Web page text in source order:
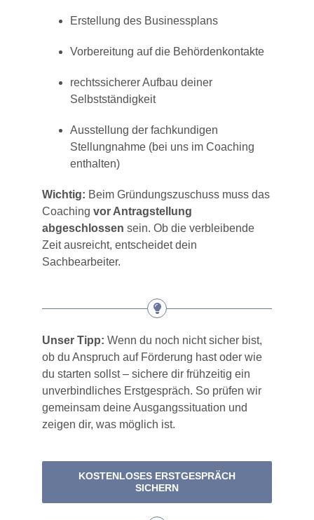
Erstellung des Businessplans
Vorbereitung auf die Behördenkontakte
rechtssicherer Aufbau deiner
Selbstständigkeit
Ausstellung der fachkundigen
Stellungnahme (bei uns im Coaching
enthalten)
Wichtig: Beim Gründungszuschuss muss das
Coaching vor Antragstellung
abgeschlossen sein. Ob die verbleibende
Zeit ausreicht, entscheidet dein
Sachbearbeiter.
Unser Tipp: Wenn du noch nicht sicher bist,
ob du Anspruch auf Förderung hast oder wie
du starten sollst – sichere dir frühzeitig ein
unverbindliches Erstgespräch. So prüfen wir
gemeinsam deine Ausgangssituation und
zeigen dir, was möglich ist.
KOSTENLOSES ERSTGESPRÄCH
SICHERN